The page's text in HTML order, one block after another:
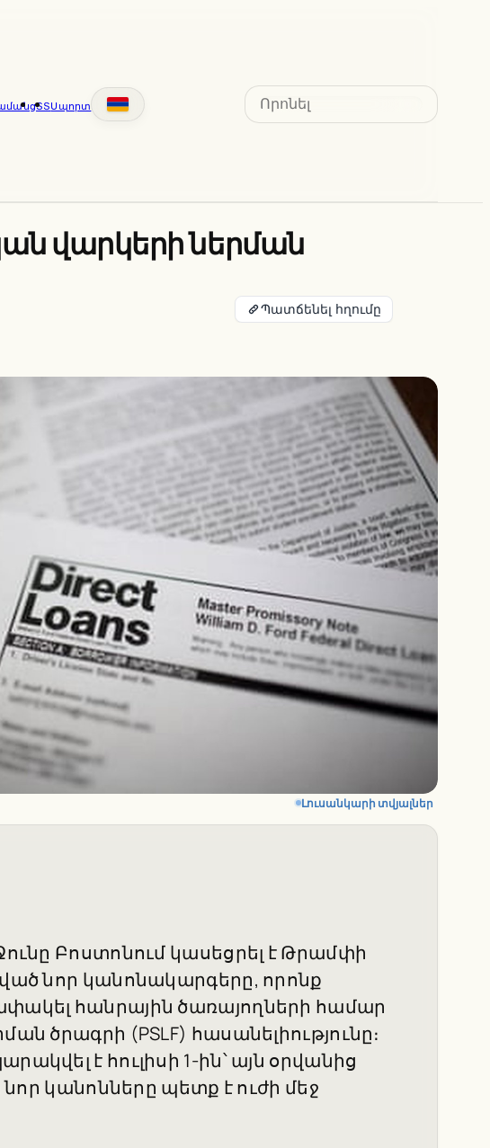
ՏՏՍպորտ
Search
վարկերի ներման
Պատճենել հղումը
Լուսանկարի տվյալներ
Բոստոնում կասեցրել է Թրամփի
նոր կանոնակարգերը, որոնք
հանրային ծառայողների համար
ծրագրի (PSLF) հասանելիությունը։
է հուլիսի 1-ին՝ այն օրվանից
կանոնները պետք է ուժի մեջ